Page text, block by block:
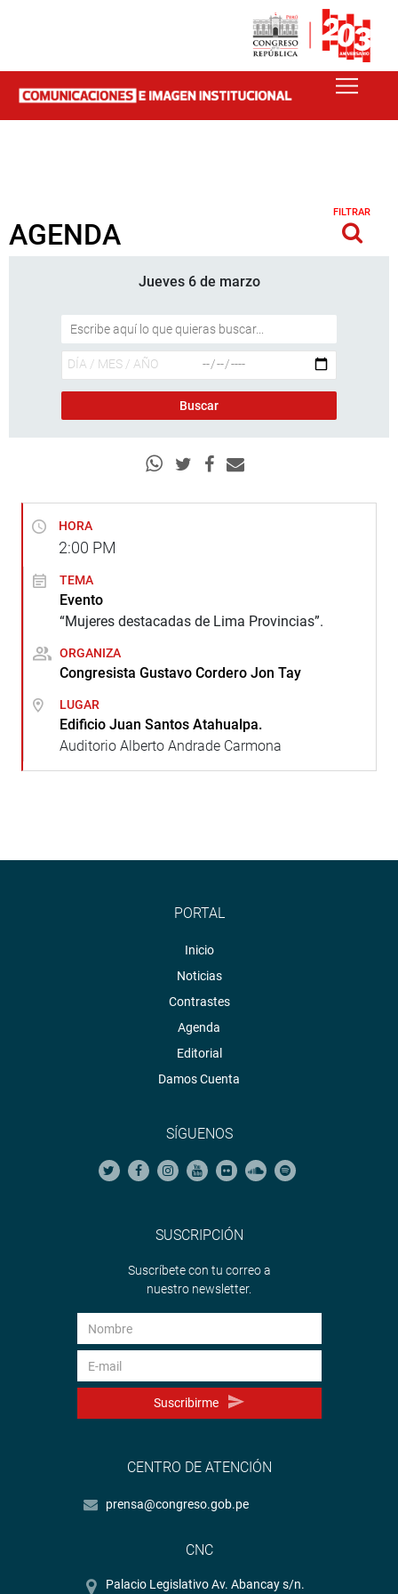
AGENDA
FILTRAR
Jueves 6 de marzo
HORA
2:00 PM
TEMA
Evento
“Mujeres destacadas de Lima Provincias”.
ORGANIZA
Congresista Gustavo Cordero Jon Tay
LUGAR
Edificio Juan Santos Atahualpa.
Auditorio Alberto Andrade Carmona
PORTAL
Inicio
Noticias
Contrastes
Agenda
Editorial
Damos Cuenta
SÍGUENOS
SUSCRIPCIÓN
Suscríbete con tu correo a
nuestro newsletter.
Suscribirme
CENTRO DE ATENCIÓN
prensa@congreso.gob.pe
CNC
Palacio Legislativo Av. Abancay s/n.